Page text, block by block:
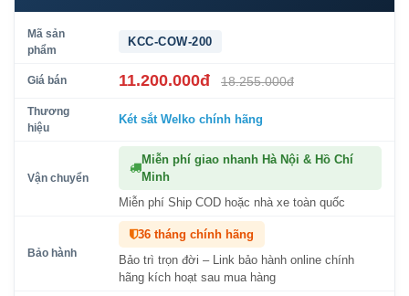
Mã sản
phẩm
KCC-COW-200
Giá bán 11.200.000đ 18.255.000đ
Thương
hiệu
Két sắt Welko chính hãng
Vận chuyển
Miễn phí giao nhanh Hà Nội & Hồ Chí
Minh
Miễn phí Ship COD hoặc nhà xe toàn quốc
Bảo hành
36 tháng chính hãng
Bảo trì trọn đời – Link bảo hành online chính
hãng kích hoạt sau mua hàng